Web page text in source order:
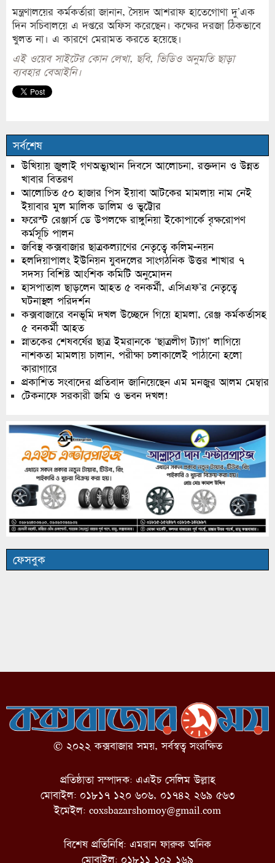
মন্ত্রণালয়ের কর্মকর্তারা জানান, সৈয়দ আশরাফ হাতেগোণা দু’এক
দিন সচিবালয়ে এ দপ্তরে অফিস করেছেন। কক্ষের দরজা ঠিকভাবে
খুলত না। এ কারণে মেরামত করতে হয়েছে।
এই ওয়েব সাইটের কোন লেখা, ছবি, ভিডিও অনুমতি ছাড়া
ব্যবহার বেআইনি।
সর্বশেষ
উখিয়ায় জুলাই গণঅভ্যুত্থান দিবসে আলোচনা, রক্তদান ও উন্নত
খাবার বিতরণ
আলোচিত ৫০ হাজার পিস ইয়াবা আটকের মামলায় নাম নেই
ইয়াবার মুল মালিক ডালিম ও ভুট্টোর
ফরেস্ট রেঞ্জার্স ডে উপলক্ষে রাঙ্গুনিয়া ইকোপার্কে বৃক্ষরোপণ
কর্মসূচি পালন
জবিস্থ কক্সবাজার ছাত্রকল্যাণের নেতৃত্বে কলিম-নয়ন
হলদিয়াপালং ইউনিয়ন যুবদলের সাংগঠনিক উত্তর শাখার ৭
সদস্য বিশিষ্ট আংশিক কমিটি অনুমোদন
হাসপাতাল ছাড়লেন আহত ৫ বনকর্মী, এসিএফ’র নেতৃত্বে
ঘটনাস্থল পরিদর্শন
কক্সবাজারে বনভূমি দখল উচ্ছেদে গিয়ে হামলা, রেঞ্জ কর্মকর্তাসহ
৫ বনকর্মী আহত
স্নাতকের শেষবর্ষের ছাত্র ইমরানকে ‘ছাত্রলীগ ট্যাগ’ লাগিয়ে
নাশকতা মামলায় চালান, পরীক্ষা চলাকালেই পাঠানো হলো
কারাগারে
প্রকাশিত সংবাদের প্রতিবাদ জানিয়েছেন এম মনজুর আলম মেম্বার
টেকনাফে সরকারী জমি ও ভবন দখল!
ফেসবুক
© ২০২২ কক্সবাজার সময়, সর্বস্বত্ব সংরক্ষিত
প্রতিষ্ঠাতা সম্পাদক: এএইচ সেলিম উল্লাহ
মোবাইল: ০১৮১৭ ১২০ ৬০৬, ০১৭৪২ ২৬৯ ৫৬৩
ইমেইল: coxsbazarshomoy@gmail.com
বিশেষ প্রতিনিধি: এমরান ফারুক অনিক
মোবাইল: ০১৮১১ ১০২ ১৬৯